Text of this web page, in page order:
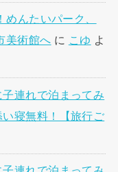
んたいパーク、
美術館へ に こゆ よ
子連れで泊まってみ
寝無料！【旅行ご